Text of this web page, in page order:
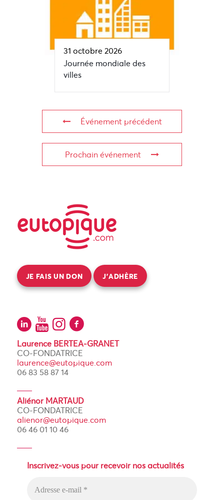
31 octobre 2026
Journée mondiale des
villes
Événement précédent
Prochain événement
JE FAIS UN DON J’ADHÈRE
Laurence BERTEA-GRANET
CO-FONDATRICE
laurence@eutopique.com
06 83 58 87 14
Aliénor MARTAUD
CO-FONDATRICE
alienor@eutopique.com
06 46 01 10 46
Inscrivez-vous pour recevoir nos actualités